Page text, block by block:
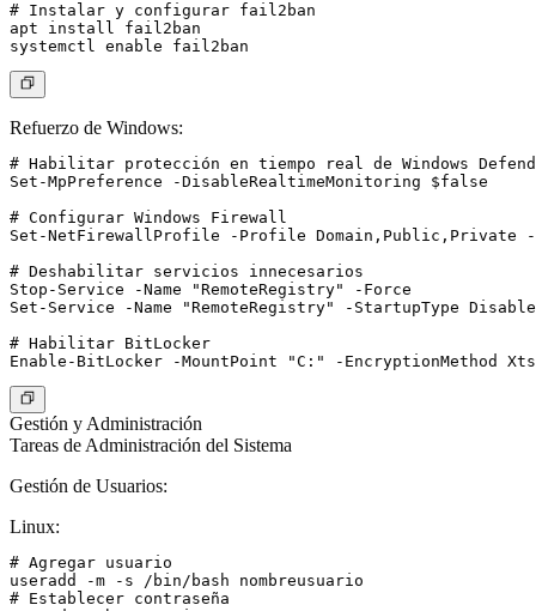
# Instalar y configurar fail2ban
apt install fail2ban
Refuerzo de Windows:
# Habilitar protección en tiempo real de Windows
Set-MpPreference -DisableRealtimeMonitoring $false
# Configurar Windows Firewall
Set-NetFirewallProfile -Profile Domain,Public,Private -
# Deshabilitar servicios innecesarios
Stop-Service -Name "RemoteRegistry" -Force
Set-Service -Name "RemoteRegistry" -StartupType
# Habilitar BitLocker
Gestión y Administración
Tareas de Administración del Sistema
Gestión de Usuarios:
Linux:
# Agregar usuario
useradd -m -s /bin/bash nombreusuario
# Establecer contraseña